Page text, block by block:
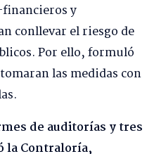
y
conllevar el riesgo de
Por ello, formuló
las medidas con
de auditorías y tres
la Contraloría,